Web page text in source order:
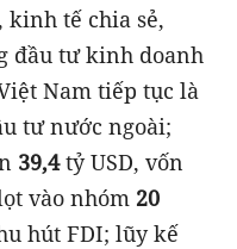
tế chia sẻ,
đầu tư kinh doanh
Nam tiếp tục là
tư nước ngoài;
39,4tỷ USD, vốn
vào nhóm 20
hút FDI; lũy kế